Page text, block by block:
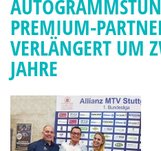
PREMIUM-
VERLÄNGERT UM
JAHRE